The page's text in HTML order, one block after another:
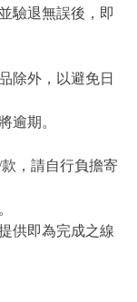
驗退無誤後，即
除外，以避免日
逾期。
，請自行負擔寄
供即為完成之線